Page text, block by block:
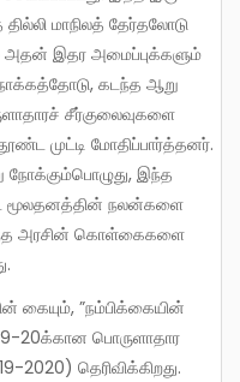
தில்லி மாநிலத் தேர்தலோடு
அதன் இதர அமைப்புக்களும்
கடந்த ஆறு
சீர்குலைவுகளை
முட்டி மோதிப்பார்த்தனர்.
நோக்கும்பொழுது, இந்த
மூலதனத்தின் நலன்களை
இந்த அரசின் கொள்கைகளை
20க்கான பொருளாதார
தெரிவிக்கிறது.